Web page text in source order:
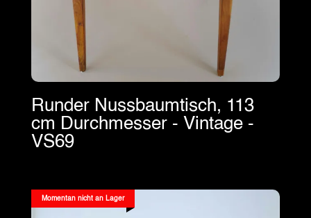
Runder Nussbaumtisch, 113
cm Durchmesser - Vintage -
VS69
Momentan nicht an Lager